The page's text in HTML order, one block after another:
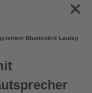
Bluetooth®